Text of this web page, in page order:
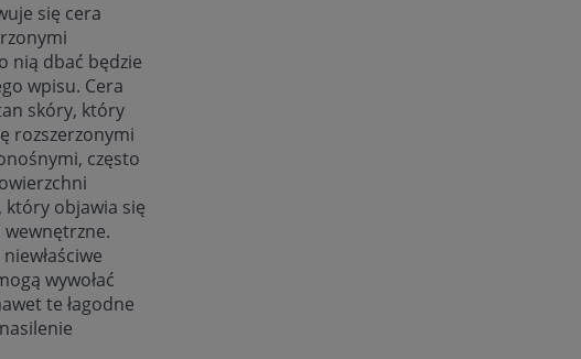
się cera
nią dbać będzie
wpisu. Cera
skóry, który
rozszerzonymi
często
który objawia się
wewnętrzne.
wywołać
te łagodne